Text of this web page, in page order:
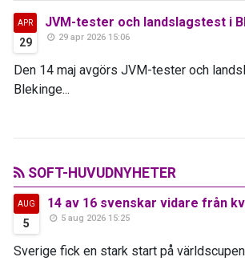
APR
29
JVM-tester och landslagstest i
29 apr 2026 15:06
Den 14 maj avgörs JVM-tester och
Blekinge...
SOFT-HUVUDNYHETER
AUG
5
14 av 16 svenskar vidare från
5 aug 2026 15:25
Sverige fick en stark start på världscupen